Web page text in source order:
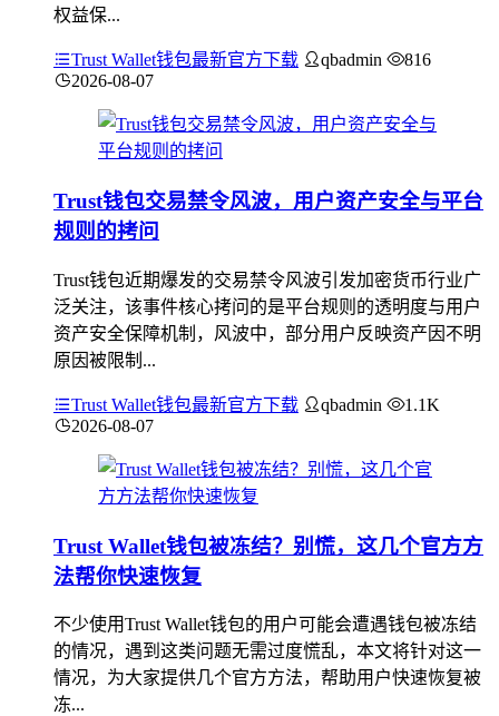
权益保...
Trust Wallet钱包最新官方下载 qbadmin
816
2026-08-07
Trust钱包交易禁令风波，用户资产安全与平台
规则的拷问
Trust钱包近期爆发的交易禁令风波引发加密货币行业广
泛关注，该事件核心拷问的是平台规则的透明度与用户
资产安全保障机制，风波中，部分用户反映资产因不明
原因被限制...
Trust Wallet钱包最新官方下载 qbadmin
1.1K
2026-08-07
Trust Wallet钱包被冻结？别慌，这几个官方方
法帮你快速恢复
不少使用Trust Wallet钱包的用户可能会遭遇钱包被冻结
的情况，遇到这类问题无需过度慌乱，本文将针对这一
情况，为大家提供几个官方方法，帮助用户快速恢复被
冻...